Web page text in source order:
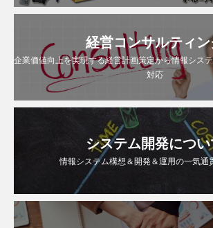
経営コンサルティン
企業価値向上を実現する経営計画策定から情報シス
対応
システム開発につい
情報システム構想＆開発＆運用の一気通